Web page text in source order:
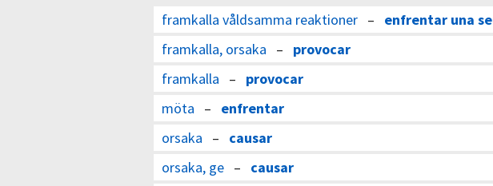
framkalla våldsamma reaktioner – enfrentar una
framkalla, orsaka – provocar
framkalla – provocar
möta – enfrentar
orsaka – causar
orsaka, ge – causar